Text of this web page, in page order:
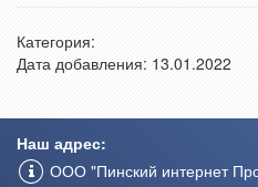
Категория:
Дата добавления: 13.01.2022
Наш адрес:
ООО "Пинский интернет